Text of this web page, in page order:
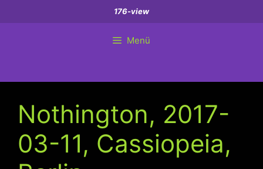
Inhalt
176-view
Menü
Nothington, 2017-
03-11, Cassiopeia,